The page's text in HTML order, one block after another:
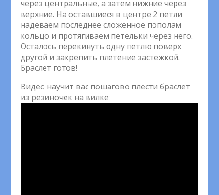
через центральные, а затем нижние через
верхние. На оставшиеся в центре 2 петли
надеваем последнее сложенное пополам
кольцо и протягиваем петельки через него.
Осталось перекинуть одну петлю поверх
другой и закрепить плетение застежкой.
Браслет готов!
Видео научит вас пошагово плести браслет
из резиночек на вилке: